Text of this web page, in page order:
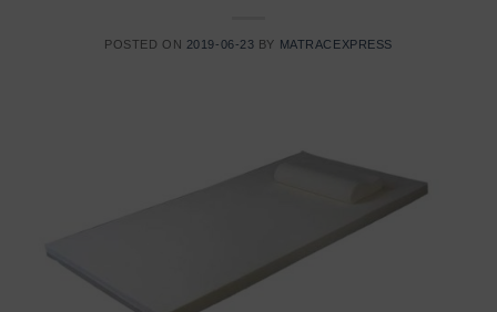
POSTED ON 2019-06-23 BY MATRACEXPRESS